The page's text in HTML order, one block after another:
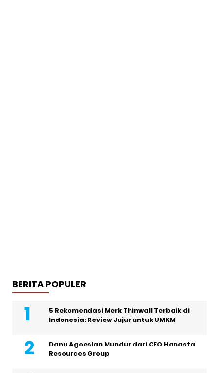
BERITA POPULER
5 Rekomendasi Merk Thinwall Terbaik di
Indonesia: Review Jujur untuk UMKM
Danu Agoeslan Mundur dari CEO Hanasta
Resources Group